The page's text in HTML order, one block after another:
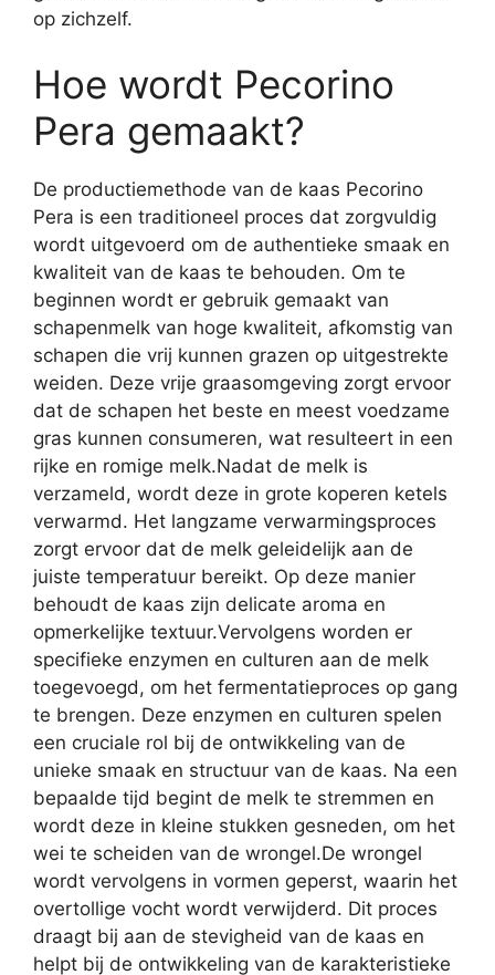
op zichzelf.
Hoe wordt Pecorino
Pera gemaakt?
De productiemethode van de kaas Pecorino
Pera is een traditioneel proces dat zorgvuldig
wordt uitgevoerd om de authentieke smaak en
kwaliteit van de kaas te behouden. Om te
beginnen wordt er gebruik gemaakt van
schapenmelk van hoge kwaliteit, afkomstig van
schapen die vrij kunnen grazen op uitgestrekte
weiden. Deze vrije graasomgeving zorgt ervoor
dat de schapen het beste en meest voedzame
gras kunnen consumeren, wat resulteert in een
rijke en romige melk.Nadat de melk is
verzameld, wordt deze in grote koperen ketels
verwarmd. Het langzame verwarmingsproces
zorgt ervoor dat de melk geleidelijk aan de
juiste temperatuur bereikt. Op deze manier
behoudt de kaas zijn delicate aroma en
opmerkelijke textuur.Vervolgens worden er
specifieke enzymen en culturen aan de melk
toegevoegd, om het fermentatieproces op gang
te brengen. Deze enzymen en culturen spelen
een cruciale rol bij de ontwikkeling van de
unieke smaak en structuur van de kaas. Na een
bepaalde tijd begint de melk te stremmen en
wordt deze in kleine stukken gesneden, om het
wei te scheiden van de wrongel.De wrongel
wordt vervolgens in vormen geperst, waarin het
overtollige vocht wordt verwijderd. Dit proces
draagt bij aan de stevigheid van de kaas en
helpt bij de ontwikkeling van de karakteristieke